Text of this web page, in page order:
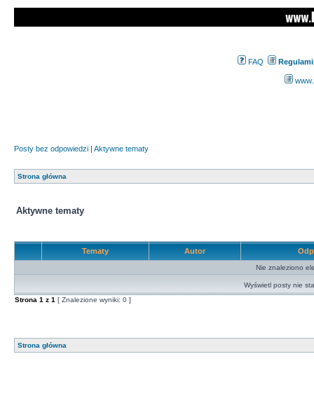
FAQ
Posty bez odpowiedzi | Aktywne tematy
Strona główna
Aktywne tematy
Tematy Autor
Nie znaleziono
Wyświetl posty nie
Strona 1 z 1 [ Znalezione wyniki: 0 ]
Strona główna